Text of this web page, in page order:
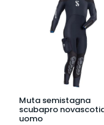
Muta semistagna
scubapro
uomo